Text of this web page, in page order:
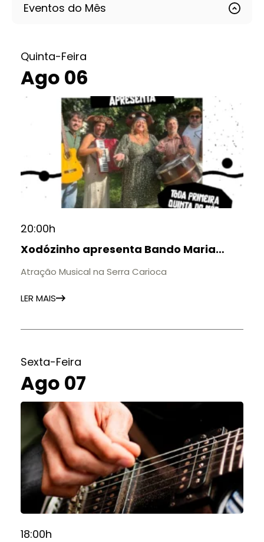
Eventos do Mês
Quinta-Feira
Ago 06
20:00h
Xodózinho apresenta Bando Maria
Bonita
Atração Musical na Serra Carioca
LER MAIS
Sexta-Feira
Ago 07
18:00h